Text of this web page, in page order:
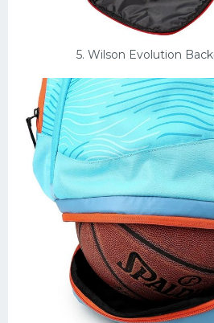
5. Wilson Evolution